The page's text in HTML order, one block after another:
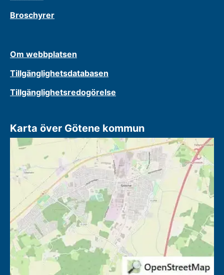
Broschyrer
Om webbplatsen
Tillgänglighetsdatabasen
Tillgänglighetsredogörelse
Karta över Götene kommun